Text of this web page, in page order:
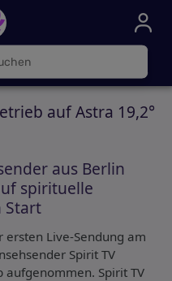
030
000
72
auf Astra 19,2°
aus Berlin
spirituelle
Start
ersten Live-Sendung am
Spirit TV
Spirit TV